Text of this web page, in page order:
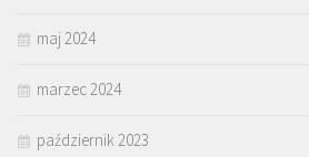
maj 2024
marzec 2024
październik 2023